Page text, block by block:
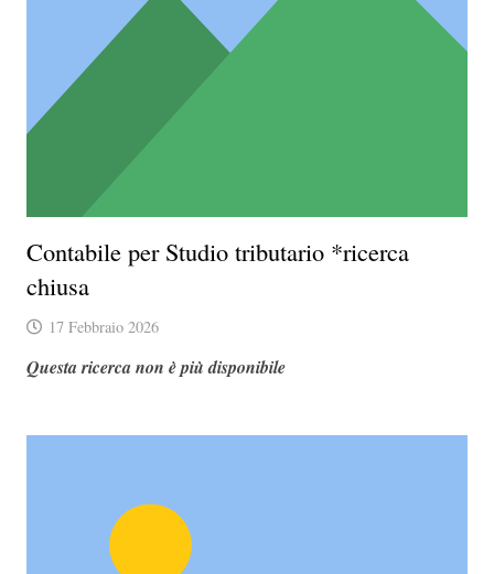
Contabile per Studio tributario *ricerca
chiusa
17 Febbraio 2026
Questa ricerca non è più disponibile